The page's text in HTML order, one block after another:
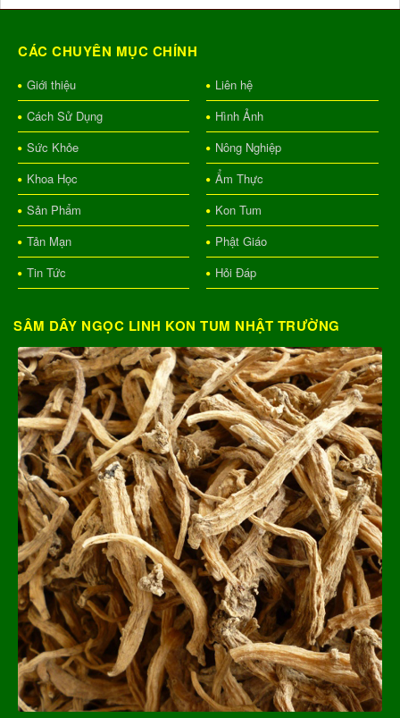
CÁC CHUYÊN MỤC CHÍNH
Giới thiệu
Liên hệ
Cách Sử Dụng
Hình Ảnh
Sức Khỏe
Nông Nghiệp
Khoa Học
Ẩm Thực
Sản Phẩm
Kon Tum
Tản Mạn
Phật Giáo
Tin Tức
Hỏi Đáp
SÂM DÂY NGỌC LINH KON TUM NHẬT TRƯỜNG